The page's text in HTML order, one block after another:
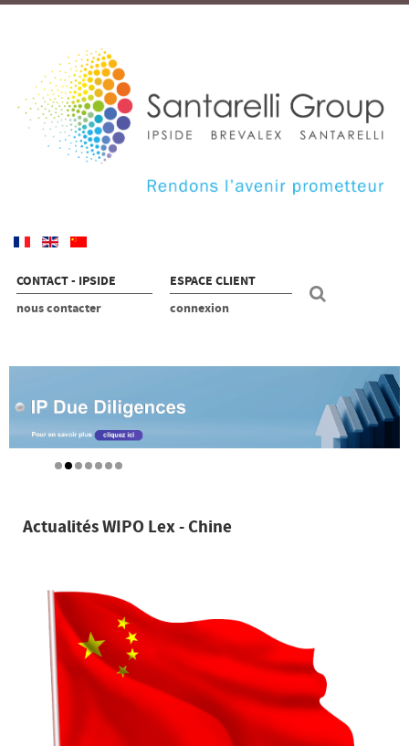
CONTACT - IPSIDE
nous contacter
ESPACE CLIENT
connexion
Actualités WIPO Lex - Chine